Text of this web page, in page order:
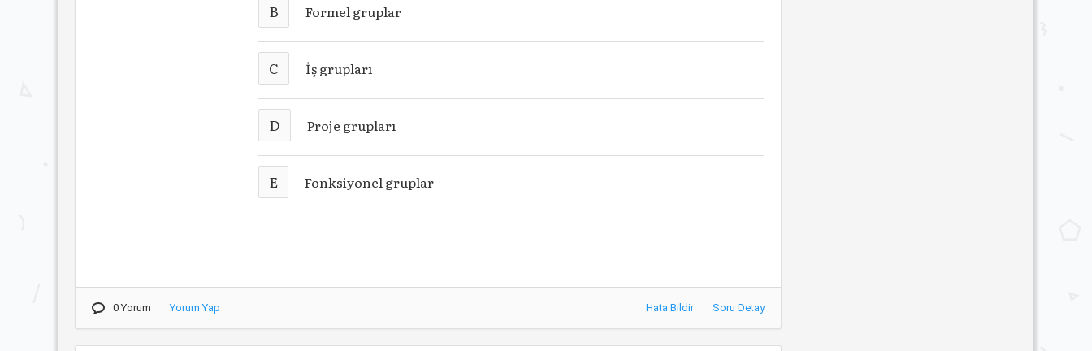
B Formel gruplar
C İş grupları
D Proje grupları
E Fonksiyonel gruplar
0 Yorum Yorum Yap Hata Bildir Soru Detay